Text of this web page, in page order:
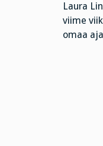
Laura
viime
omaa